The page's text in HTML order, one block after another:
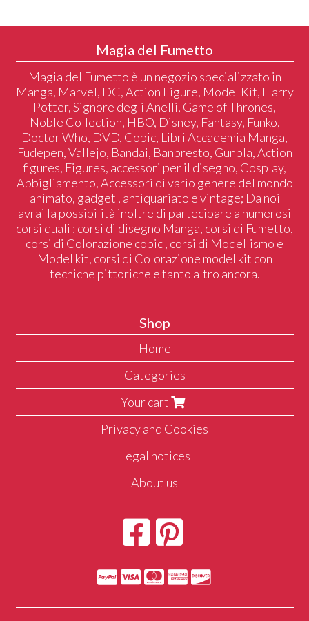
Magia del Fumetto
Magia del Fumetto è un negozio specializzato in
Manga, Marvel, DC, Action Figure, Model Kit, Harry
Potter, Signore degli Anelli, Game of Thrones,
Noble Collection, HBO, Disney, Fantasy, Funko,
Doctor Who, DVD, Copic, Libri Accademia Manga,
Fudepen, Vallejo, Bandai, Banpresto, Gunpla, Action
figures, Figures, accessori per il disegno, Cosplay,
Abbigliamento, Accessori di vario genere del mondo
animato, gadget , antiquariato e vintage; Da noi
avrai la possibilità inoltre di partecipare a numerosi
corsi quali : corsi di disegno Manga, corsi di Fumetto,
corsi di Colorazione copic , corsi di Modellismo e
Model kit, corsi di Colorazione model kit con
tecniche pittoriche e tanto altro ancora.
Shop
Home
Categories
Your cart
Privacy and Cookies
Legal notices
About us